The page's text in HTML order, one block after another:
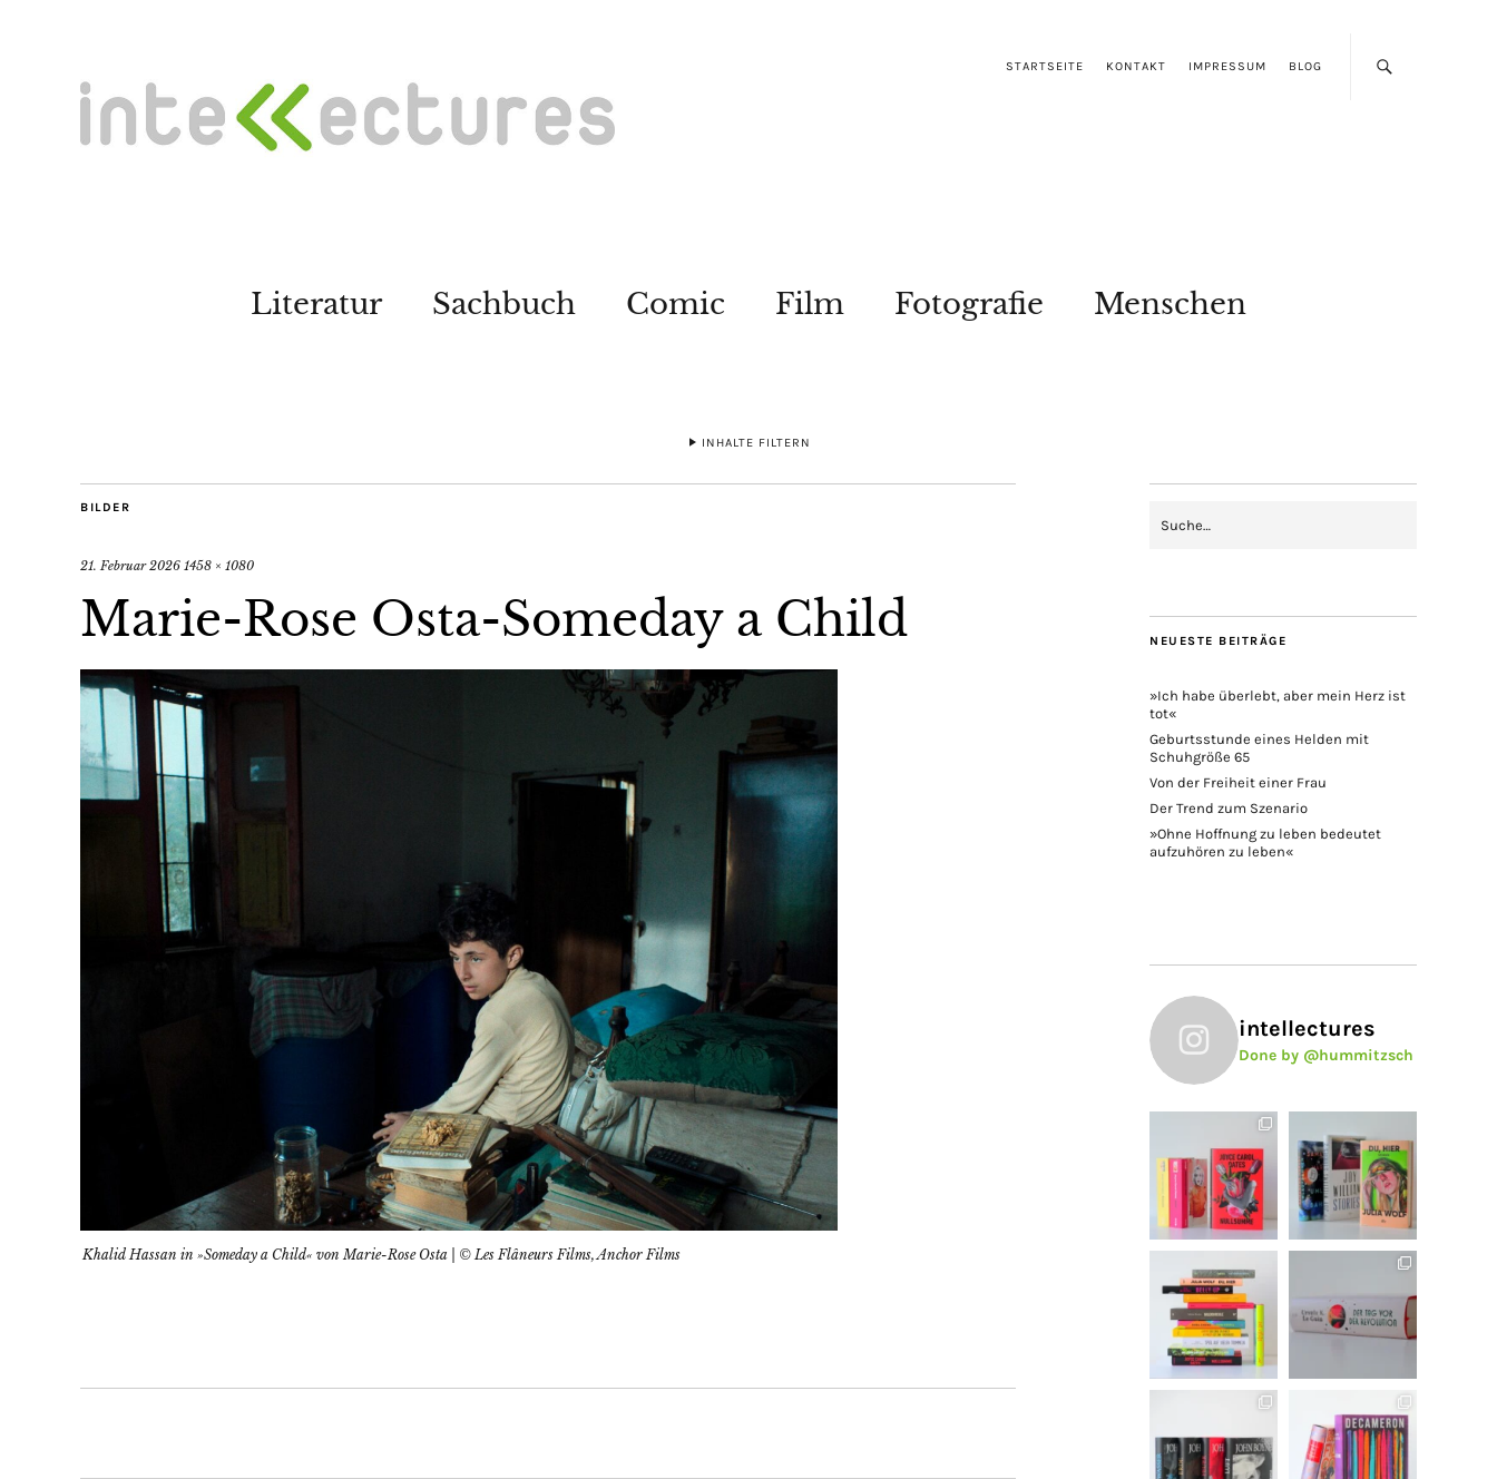
STARTSEITE KONTAKT IMPRESSUM BLOG
Literatur Sachbuch Comic Film Fotografie Menschen
INHALTE FILTERN
BILDER
21. Februar 2026 1458 × 1080
Marie-Rose Osta-Someday a Child
Khalid Hassan in »Someday a Child« von Marie-Rose Osta | © Les Flâneurs Films, Anchor Films
NEUESTE BEITRÄGE
»Ich habe überlebt, aber mein Herz ist
tot«
Geburtsstunde eines Helden mit
Schuhgröße 65
Von der Freiheit einer Frau
Der Trend zum Szenario
»Ohne Hoffnung zu leben bedeutet
aufzuhören zu leben«
intellectures
Done by @hummitzsch